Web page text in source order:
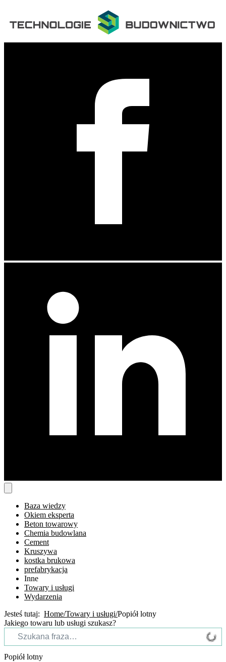
Baza wiedzy
Okiem eksperta
Beton towarowy
Chemia budowlana
Cement
Kruszywa
kostka brukowa
prefabrykacja
Inne
Towary i usługi
Wydarzenia
Jesteś tutaj: Home Towary i usługi Popiół lotny
Jakiego towaru lub usługi szukasz?
Popiół lotny